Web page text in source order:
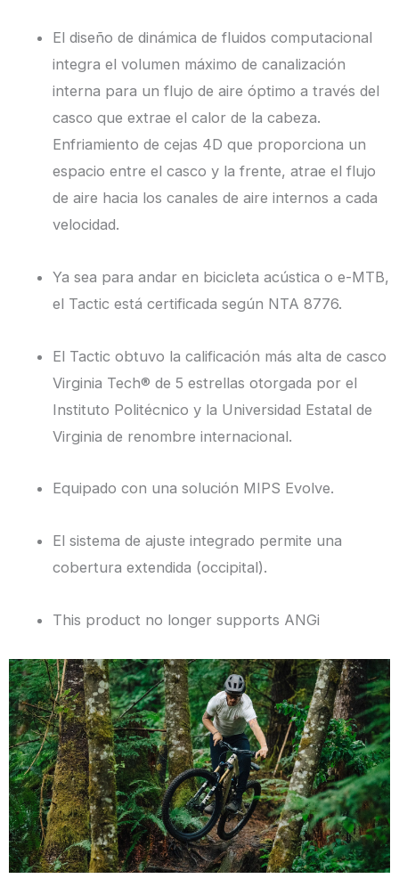
El diseño de dinámica de fluidos computacional
integra el volumen máximo de canalización
interna para un flujo de aire óptimo a través del
casco que extrae el calor de la cabeza.
Enfriamiento de cejas 4D que proporciona un
espacio entre el casco y la frente, atrae el flujo
de aire hacia los canales de aire internos a cada
velocidad.
Ya sea para andar en bicicleta acústica o e-MTB,
el Tactic está certificada según NTA 8776.
El Tactic obtuvo la calificación más alta de casco
Virginia Tech® de 5 estrellas otorgada por el
Instituto Politécnico y la Universidad Estatal de
Virginia de renombre internacional.
Equipado con una solución MIPS Evolve.
El sistema de ajuste integrado permite una
cobertura extendida (occipital).
This product no longer supports ANGi